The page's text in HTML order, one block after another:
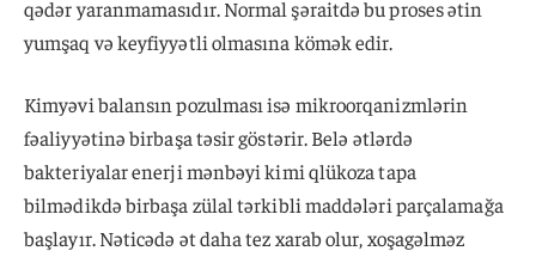
qədər yaranmamasıdır. Normal şəraitdə bu proses ətin
yumşaq və keyfiyyətli olmasına kömək edir.
Kimyəvi balansın pozulması isə mikroorqanizmlərin
fəaliyyətinə birbaşa təsir göstərir. Belə ətlərdə
bakteriyalar enerji mənbəyi kimi qlükoza tapa
bilmədikdə birbaşa zülal tərkibli maddələri parçalamağa
başlayır. Nəticədə ət daha tez xarab olur, xoşagəlməz